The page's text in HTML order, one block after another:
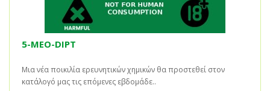
5-MEO-DIPT
Μια νέα ποικιλία ερευνητικών χημικών θα προστεθεί στον
κατάλογό μας τις επόμενες εβδομάδε..